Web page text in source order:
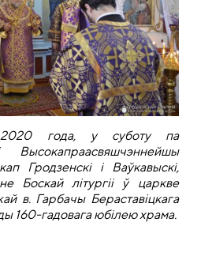
2020 года, у суботу па
Высокапраасвяшчэннейшы
Гродзенскі і Ваўкавыскі,
Боскай літургіі ў царкве
в. Гарбачы Бераставіцкага
160-гадовага юбілею храма.